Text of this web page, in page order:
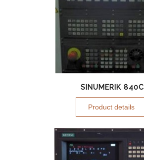
SINUMERIK 840C
Product details